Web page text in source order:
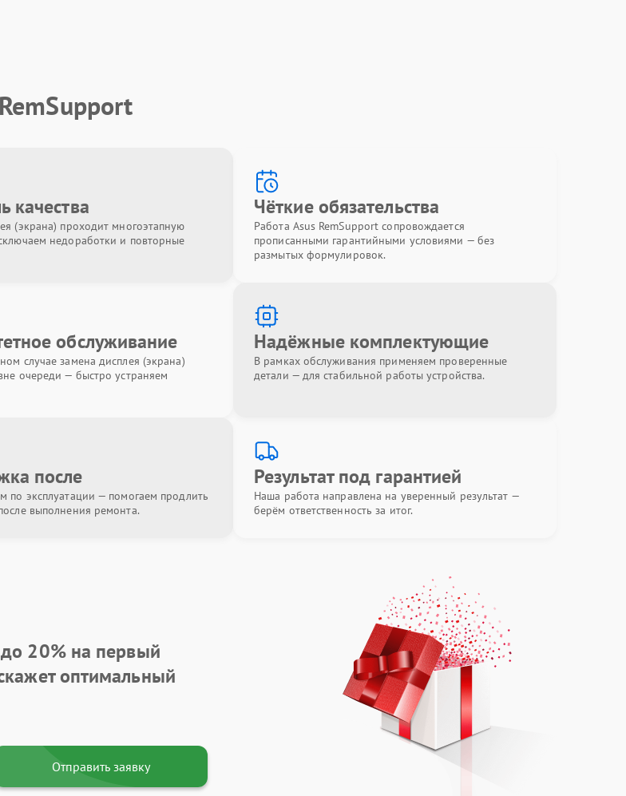
качества
(экрана) проходит многоэтапную
недоработки и повторные
Чёткие обязательства
Работа Asus RemSupport сопровождается
прописанными гарантийными условиями — без
размытых формулировок.
обслуживание
случае замена дисплея (экрана)
очереди — быстро устраняем
Надёжные комплектующие
В рамках обслуживания применяем проверенные
детали — для стабильной работы устройства.
после
по эксплуатации — помогаем продлить
выполнения ремонта.
Результат под гарантией
Наша работа направлена на уверенный результат —
берём ответственность за итог.
20%на первый
оптимальный
Отправить заявку